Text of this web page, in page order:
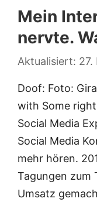
Mein
nervte.
27.
Doof: Foto:
with Some
Social Media
Social Media
mehr hören.
Tagungen zum
Umsatz